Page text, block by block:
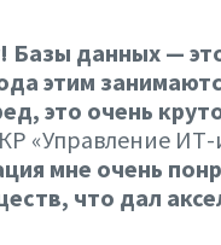
данных —
этим
это очень
«Управление
мне очень
что дал